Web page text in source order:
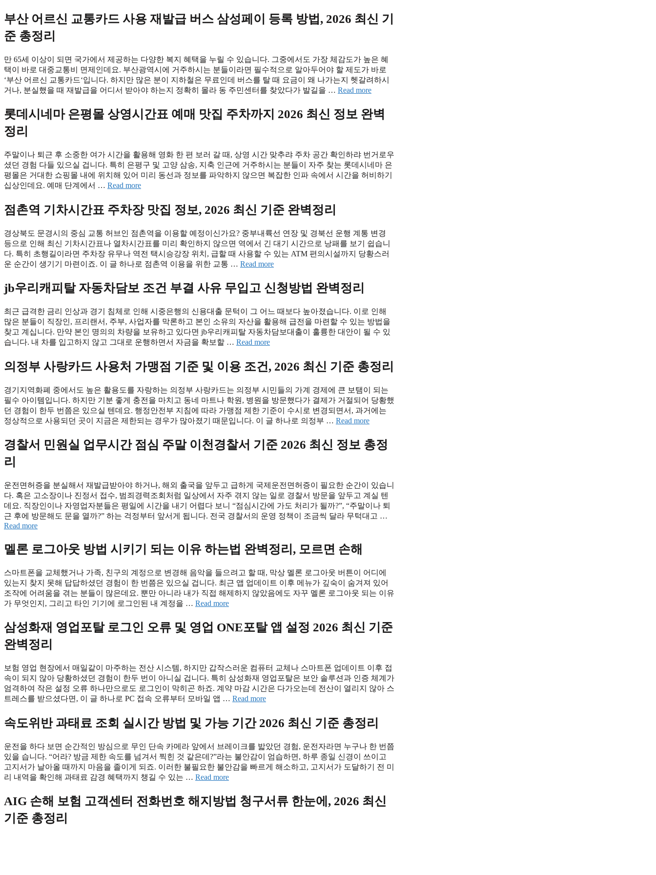
Skip
to
content
부산 어르신 교통카드 사용 재발급 버스 삼성페이 등록 방법, 2026 최신 기
준 총정리
만 65세 이상이 되면 국가에서 제공하는 다양한 복지 혜택을 누릴 수 있습니다. 그중에서도 가장 체감도가 높은 혜
택이 바로 대중교통비 면제인데요. 부산광역시에 거주하시는 분들이라면 필수적으로 알아두어야 할 제도가 바로
‘부산 어르신 교통카드‘입니다. 하지만 많은 분이 지하철은 무료인데 버스를 탈 때 요금이 왜 나가는지 헷갈려하시
거나, 분실했을 때 재발급을 어디서 받아야 하는지 정확히 몰라 동 주민센터를 찾았다가 발길을 … Read more
롯데시네마 은평몰 상영시간표 예매 맛집 주차까지 2026 최신 정보 완벽
정리
주말이나 퇴근 후 소중한 여가 시간을 활용해 영화 한 편 보러 갈 때, 상영 시간 맞추랴 주차 공간 확인하랴 번거로우
셨던 경험 다들 있으실 겁니다. 특히 은평구 및 고양 삼송, 지축 인근에 거주하시는 분들이 자주 찾는 롯데시네마 은
평몰은 거대한 쇼핑몰 내에 위치해 있어 미리 동선과 정보를 파악하지 않으면 복잡한 인파 속에서 시간을 허비하기
십상인데요. 예매 단계에서 … Read more
점촌역 기차시간표 주차장 맛집 정보, 2026 최신 기준 완벽정리
경상북도 문경시의 중심 교통 허브인 점촌역을 이용할 예정이신가요? 중부내륙선 연장 및 경북선 운행 계통 변경
등으로 인해 최신 기차시간표나 열차시간표를 미리 확인하지 않으면 역에서 긴 대기 시간으로 낭패를 보기 쉽습니
다. 특히 초행길이라면 주차장 유무나 역전 택시승강장 위치, 급할 때 사용할 수 있는 ATM 편의시설까지 당황스러
운 순간이 생기기 마련이죠. 이 글 하나로 점촌역 이용을 위한 교통 … Read more
jb우리캐피탈 자동차담보 조건 부결 사유 무입고 신청방법 완벽정리
최근 급격한 금리 인상과 경기 침체로 인해 시중은행의 신용대출 문턱이 그 어느 때보다 높아졌습니다. 이로 인해
많은 분들이 직장인, 프리랜서, 주부, 사업자를 막론하고 본인 소유의 자산을 활용해 급전을 마련할 수 있는 방법을
찾고 계십니다. 만약 본인 명의의 차량을 보유하고 있다면 jb우리캐피탈 자동차담보대출이 훌륭한 대안이 될 수 있
습니다. 내 차를 입고하지 않고 그대로 운행하면서 자금을 확보할 … Read more
의정부 사랑카드 사용처 가맹점 기준 및 이용 조건, 2026 최신 기준 총정리
경기지역화폐 중에서도 높은 활용도를 자랑하는 의정부 사랑카드는 의정부 시민들의 가계 경제에 큰 보탬이 되는
필수 아이템입니다. 하지만 기분 좋게 충전을 마치고 동네 마트나 학원, 병원을 방문했다가 결제가 거절되어 당황했
던 경험이 한두 번쯤은 있으실 텐데요. 행정안전부 지침에 따라 가맹점 제한 기준이 수시로 변경되면서, 과거에는
정상적으로 사용되던 곳이 지금은 제한되는 경우가 많아졌기 때문입니다. 이 글 하나로 의정부 … Read more
경찰서 민원실 업무시간 점심 주말 이천경찰서 기준 2026 최신 정보 총정
리
운전면허증을 분실해서 재발급받아야 하거나, 해외 출국을 앞두고 급하게 국제운전면허증이 필요한 순간이 있습니
다. 혹은 고소장이나 진정서 접수, 범죄경력조회처럼 일상에서 자주 겪지 않는 일로 경찰서 방문을 앞두고 계실 텐
데요. 직장인이나 자영업자분들은 평일에 시간을 내기 어렵다 보니 “점심시간에 가도 처리가 될까?”, “주말이나 퇴
근 후에 방문해도 문을 열까?” 하는 걱정부터 앞서게 됩니다. 전국 경찰서의 운영 정책이 조금씩 달라 무턱대고 …
Read more
멜론 로그아웃 방법 시키기 되는 이유 하는법 완벽정리, 모르면 손해
스마트폰을 교체했거나 가족, 친구의 계정으로 변경해 음악을 들으려고 할 때, 막상 멜론 로그아웃 버튼이 어디에
있는지 찾지 못해 답답하셨던 경험이 한 번쯤은 있으실 겁니다. 최근 앱 업데이트 이후 메뉴가 깊숙이 숨겨져 있어
조작에 어려움을 겪는 분들이 많은데요. 뿐만 아니라 내가 직접 해제하지 않았음에도 자꾸 멜론 로그아웃 되는 이유
가 무엇인지, 그리고 타인 기기에 로그인된 내 계정을 … Read more
삼성화재 영업포탈 로그인 오류 및 영업 ONE포탈 앱 설정 2026 최신 기준
완벽정리
보험 영업 현장에서 매일같이 마주하는 전산 시스템, 하지만 갑작스러운 컴퓨터 교체나 스마트폰 업데이트 이후 접
속이 되지 않아 당황하셨던 경험이 한두 번이 아니실 겁니다. 특히 삼성화재 영업포탈은 보안 솔루션과 인증 체계가
엄격하여 작은 설정 오류 하나만으로도 로그인이 막히곤 하죠. 계약 마감 시간은 다가오는데 전산이 열리지 않아 스
트레스를 받으셨다면, 이 글 하나로 PC 접속 오류부터 모바일 앱 … Read more
속도위반 과태료 조회 실시간 방법 및 가능 기간 2026 최신 기준 총정리
운전을 하다 보면 순간적인 방심으로 무인 단속 카메라 앞에서 브레이크를 밟았던 경험, 운전자라면 누구나 한 번쯤
있을 습니다. “어라? 방금 제한 속도를 넘겨서 찍힌 것 같은데?”라는 불안감이 엄습하면, 하루 종일 신경이 쓰이고
고지서가 날아올 때까지 마음을 졸이게 되죠. 이러한 불필요한 불안감을 빠르게 해소하고, 고지서가 도달하기 전 미
리 내역을 확인해 과태료 감경 혜택까지 챙길 수 있는 … Read more
AIG 손해 보험 고객센터 전화번호 해지방법 청구서류 한눈에, 2026 최신
기준 총정리